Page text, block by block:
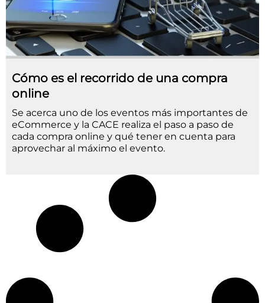
Cómo es el recorrido de una compra
online
Se acerca uno de los eventos más importantes de
eCommerce y la CACE realiza el paso a paso de
cada compra online y qué tener en cuenta para
aprovechar al máximo el evento.